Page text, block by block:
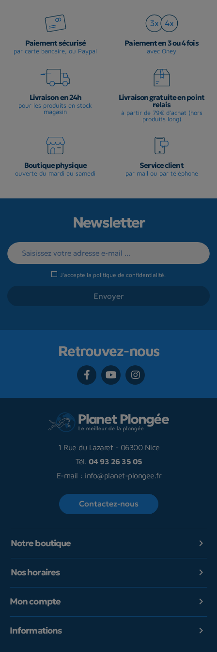
Paiement sécurisé
par carte bancaire, ou Paypal
Paiement en 3 ou 4 fois
avec Oney
Livraison en 24h
pour les produits en stock
magasin
Livraison gratuite en point
relais
à partir de 79€ d'achat (hors
produits long)
Boutique physique
ouverte du mardi au samedi
Service client
par mail ou par téléphone
Newsletter
J'accepte la politique de confidentialité
Retrouvez-nous
1 Rue du Lazaret - 06300 Nice
Tél. 04 93 26 35 05
E-mail : info@planet-plongee.fr
Contactez-nous
Notre boutique 
Nos horaires 
Mon compte 
Informations 